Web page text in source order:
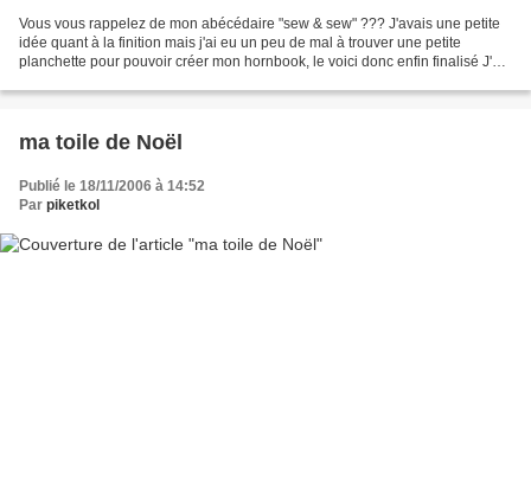
Vous vous rappelez de mon abécédaire "sew & sew" ??? J'avais une petite
idée quant à la finition mais j'ai eu un peu de mal à trouver une petite
planchette pour pouvoir créer mon hornbook, le voici donc enfin finalisé J'ai
ma toile de Noël
Publié le 18/11/2006 à 14:52
Par piketkol